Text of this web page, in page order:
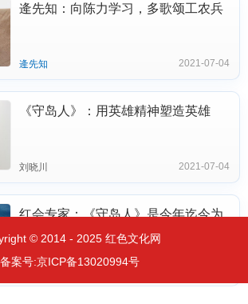
逄先知：向陈力学习，多歌颂工农兵
逄先知 2021-07-04
《守岛人》：用英雄精神塑造英雄
刘晓川 2021-07-04
红会专家：《守岛人》是今年迄今为
止最为优秀的影片
卫鸿
© 2014 - 2025 红色文化网
备案号:京ICP备13020994号